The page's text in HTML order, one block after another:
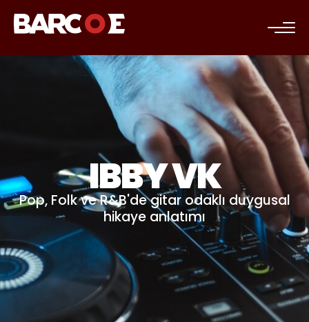
c
IBBY VK
Pop, Folk ve R&B'de gitar odaklı duygusal
hikaye anlatımı